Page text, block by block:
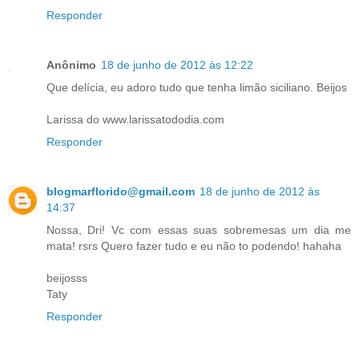
Responder
Anônimo 18 de junho de 2012 às 12:22
Que delícia, eu adoro tudo que tenha limão siciliano. Beijos
Larissa do www.larissatododia.com
Responder
blogmarflorido@gmail.com 18 de junho de 2012 às
14:37
Nossa, Dri! Vc com essas suas sobremesas um dia me
mata! rsrs Quero fazer tudo e eu não to podendo! hahaha
beijosss
Taty
Responder